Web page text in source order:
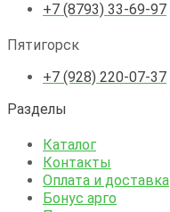
+7 (8793) 33-69-97
Пятигорск
+7 (928) 220-07-37
Разделы
Каталог
Контакты
Оплата и доставка
Бонус арго